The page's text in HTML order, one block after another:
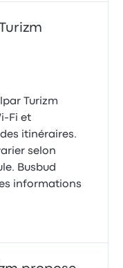
Turizm
Fi et
itinéraires.
selon
Busbud
informations